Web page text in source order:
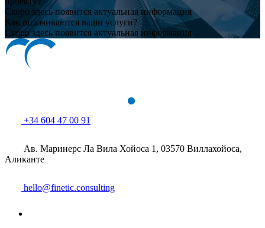
Скоро здесь появится актуальная информация
Как оплачиваются ваши услуги?
Скоро здесь появится актуальная информация
+34 604 47 00 91
Ав. Маринерс Ла Вила Хойоса 1, 03570 Виллахойоса,
Аликанте
hello@finetic.consulting